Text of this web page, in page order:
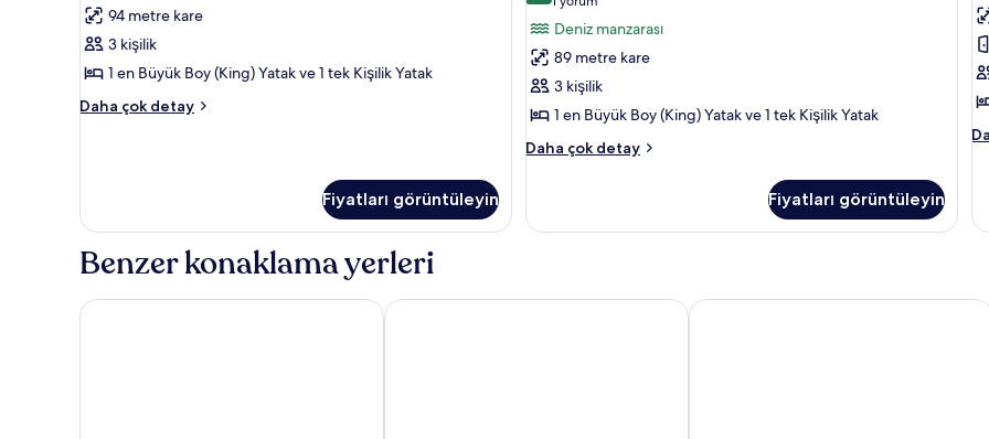
Garden
için
tüm
fotoğrafları
görün
94 metre kare
3 kişilik
1 en Büyük Boy (King) Yatak ve 1 tek Kişilik Yatak
Daha çok detay
Royal
fazla
Fiyatları görüntüleyin
Balcony
için
tüm
fotoğrafları
görün
yorum)
Deniz manzarası
89 metre kare
3 kişilik
1 en Büyük Boy (King) Yatak ve 1 tek Kişilik Yatak
Daha çok detay
Royal
hakkında
Fiyatları görüntüleyin
(2
Benzer konaklama yerleri
Rawai Palm Beach Resort Saturdays Residence by Brown StarlingNavatara Phuket Resort